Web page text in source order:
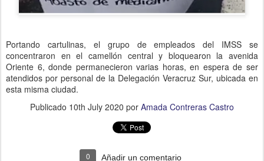
Portando cartulinas, el grupo de empleados del IMSS se
concentraron en el camellón central y bloquearon la avenida
Oriente 6, donde permanecieron varias horas, en espera de ser
atendidos por personal de la Delegación Veracruz Sur, ubicada en
esta misma ciudad.
Publicado 10th July 2020 por Amada Contreras Castro
0 Añadir un comentario